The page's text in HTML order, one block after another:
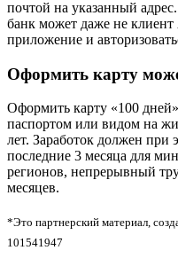
почтой на указанный
банк может даже не клиент
приложение и
Оформить карту
Оформить карту «100
паспортом или видом на
лет. Заработок должен при
последние 3 месяца для
регионов, непрерывный
месяцев.
*Это партнерский материал,
101541947